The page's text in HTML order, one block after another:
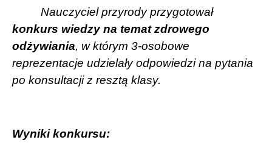
Nauczyciel przyrody przygotował
konkurs wiedzy na temat zdrowego
odżywiania, w którym 3-osobowe
reprezentacje udzielały odpowiedzi na pytania
po konsultacji z resztą klasy.
Wyniki konkursu: